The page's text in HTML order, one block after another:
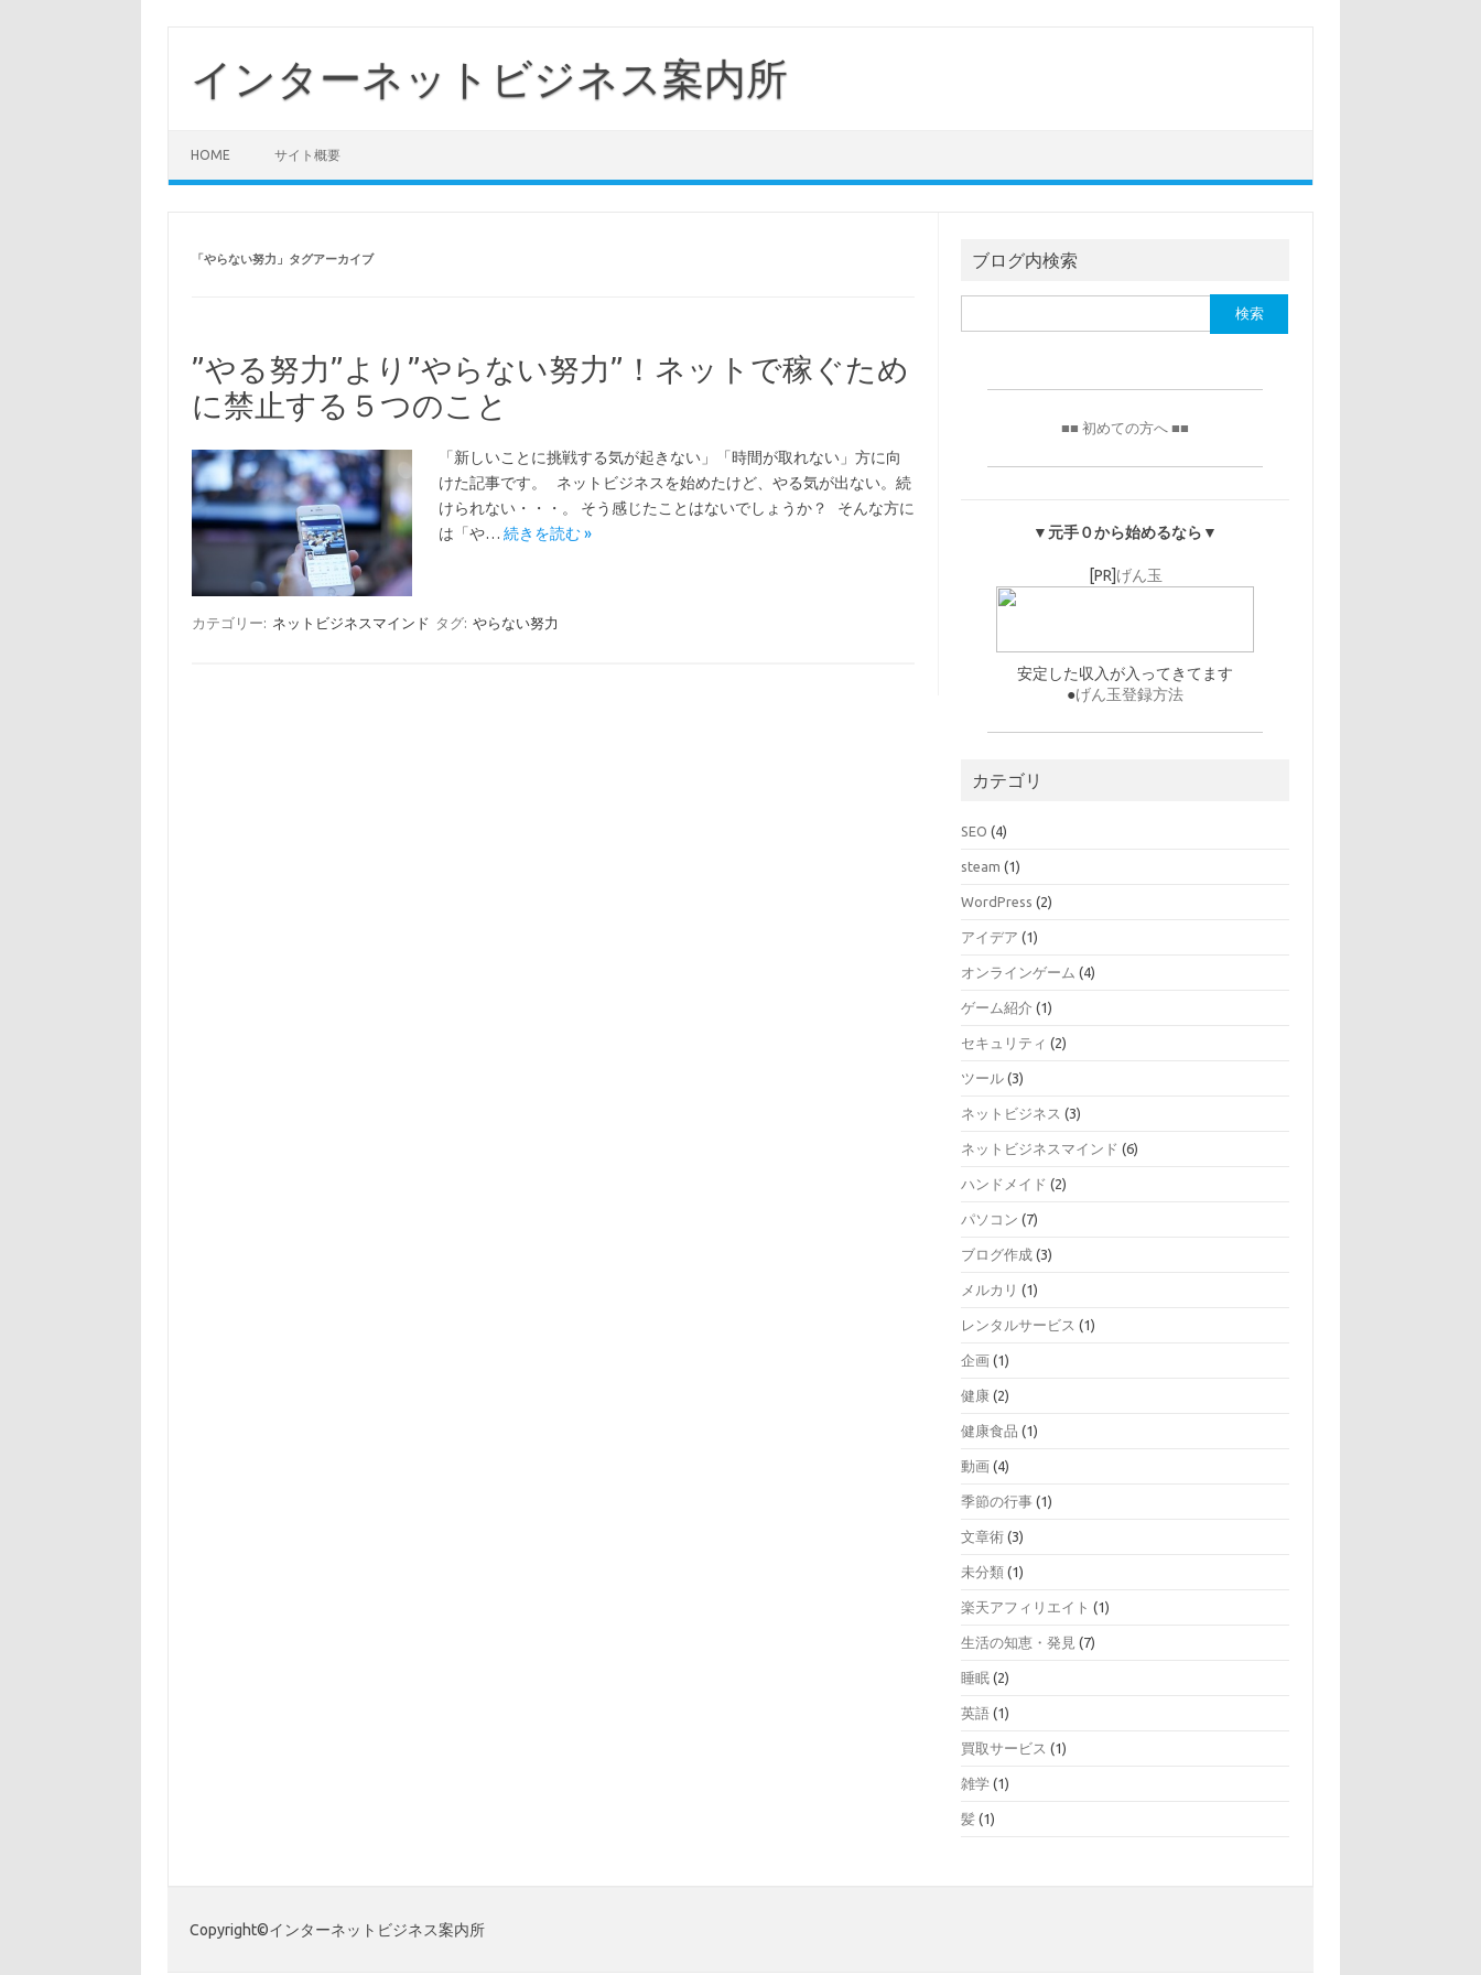
インターネットビジネス案内所
HOME サイト概要
「やらない努力 」タグアーカイブ
”やる努力”より”やらない努力”！ネットで稼ぐため
に禁止する５つのこと
「新しいことに挑戦する気が起きない」「時間が取れない」方に向
けた記事です。 ネットビジネスを始めたけど、やる気が出ない。続
けられない・・・。 そう感じたことはないでしょうか？ そんな方に
は「や… 続きを読む »
カテゴリー: ネットビジネスマインド タグ: やらない努力
ブログ内検索
索:
■■ 初めての方へ ■■
▼元手０から始めるなら▼
[PR]げん玉
安定した収入が入ってきてます
●げん玉登録方法
カテゴリ
SEO (4)
steam (1)
WordPress (2)
アイデア (1)
オンラインゲーム (4)
ゲーム紹介 (1)
セキュリティ (2)
ツール (3)
ネットビジネス (3)
ネットビジネスマインド (6)
ハンドメイド (2)
パソコン (7)
ブログ作成 (3)
メルカリ (1)
レンタルサービス (1)
企画 (1)
健康 (2)
健康食品 (1)
動画 (4)
季節の行事 (1)
文章術 (3)
未分類 (1)
楽天アフィリエイト (1)
生活の知恵・発見 (7)
睡眠 (2)
英語 (1)
買取サービス (1)
雑学 (1)
髪 (1)
Copyright©インターネットビジネス案内所